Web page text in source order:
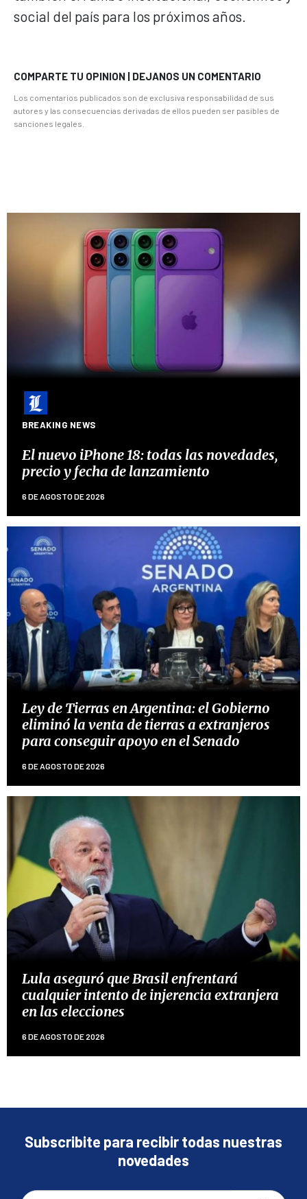
social del país para los próximos años.
COMPARTE TU OPINION | DEJANOS UN COMENTARIO
Los comentarios publicados son de exclusiva responsabilidad de sus
autores y las consecuencias derivadas de ellos pueden ser pasibles de
sanciones legales.
BREAKING NEWS
El nuevo iPhone 18: todas las novedades,
precio y fecha de lanzamiento
6 DE AGOSTO DE 2026
Ley de Tierras en Argentina: el Gobierno
eliminó la venta de tierras a extranjeros
para conseguir apoyo en el Senado
6 DE AGOSTO DE 2026
Lula aseguró que Brasil enfrentará
cualquier intento de injerencia extranjera
en las elecciones
6 DE AGOSTO DE 2026
Subscribite para recibir todas nuestras
novedades